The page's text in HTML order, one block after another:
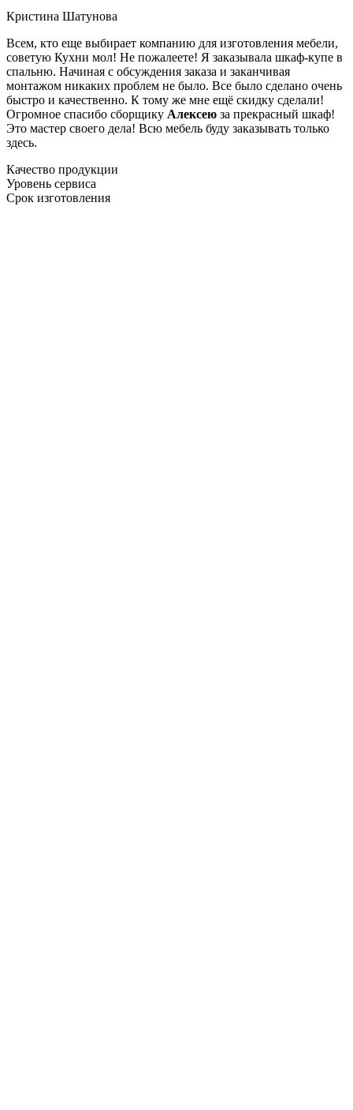
Кристина Шатунова
Всем, кто еще выбирает компанию для изготовления мебели,
советую Кухни мол! Не пожалеете! Я заказывала шкаф-купе в
спальню. Начиная с обсуждения заказа и заканчивая
монтажом никаких проблем не было. Все было сделано очень
быстро и качественно. К тому же мне ещё скидку сделали!
Огромное спасибо сборщику Алексею за прекрасный шкаф!
Это мастер своего дела! Всю мебель буду заказывать только
здесь.
Качество продукции
Уровень сервиса
Срок изготовления